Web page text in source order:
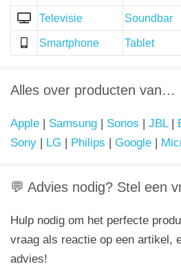
Televisie Soundbar
Smartphone Tablet
Alles over producten van…
Apple | Samsung | Sonos | JBL|
Sony | LG | Philips | Google |
💬 Advies nodig? Stel een
Hulp nodig om het perfecte
vraag als reactie op een artikel,
advies!